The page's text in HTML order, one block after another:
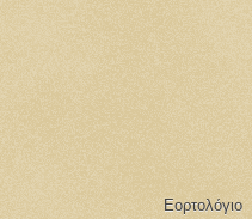
Εορτολόγιο